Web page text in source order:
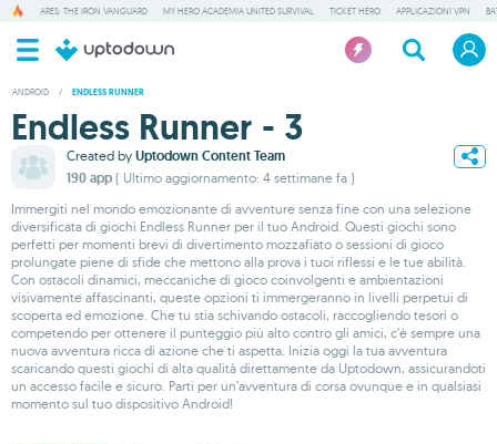
ARES: THE IRON VANGUARD MY HERO ACADEMIA UNITED SURVIVAL TICKET HERO APPLICAZIONI VPN
ANDROID / ENDLESS RUNNER
Endless Runner - 3
Created by Uptodown Content Team
190 app ( Ultimo aggiornamento: 4 settimane fa )
Immergiti nel mondo emozionante di avventure senza fine con una selezione
diversificata di giochi Endless Runner per il tuo Android. Questi giochi sono
perfetti per momenti brevi di divertimento mozzafiato o sessioni di gioco
prolungate piene di sfide che mettono alla prova i tuoi riflessi e le tue abilità.
Con ostacoli dinamici, meccaniche di gioco coinvolgenti e ambientazioni
visivamente affascinanti, queste opzioni ti immergeranno in livelli perpetui di
scoperta ed emozione. Che tu stia schivando ostacoli, raccogliendo tesori o
competendo per ottenere il punteggio più alto contro gli amici, c’è sempre una
nuova avventura ricca di azione che ti aspetta. Inizia oggi la tua avventura
scaricando questi giochi di alta qualità direttamente da Uptodown, assicurandoti
un accesso facile e sicuro. Parti per un’avventura di corsa ovunque e in qualsiasi
momento sul tuo dispositivo Android!